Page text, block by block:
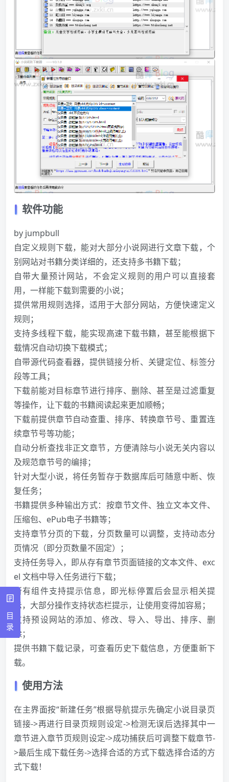
软件功能
by jumpbull
自定义规则下载，能对大部分小说网进行文章下载，个
别网站对书籍分类详细的，还支持多书籍下载；
自带大量预计网站，不会定义规则的用户可以直接套
用，一样能下载到需要的小说；
提供常用规则选择，适用于大部分网站，方便快速定义
规则；
支持多线程下载，能实现高速下载书籍，甚至能根据下
载情况自动切换下载模式；
自带源代码查看器，提供链接分析、关键定位、标签分
段等工具；
下载前能对目标章节进行排序、删除、甚至是过滤重复
等操作，让下载的书籍阅读起来更加顺畅；
下载前提供章节自动查重、排序、转换章节号、重置连
续章节号等功能；
自动分析查找非正文章节，方便清除与小说无关内容以
及规范章节号的编排；
针对大型小说，将任务暂存于数据库后可随意中断、恢
复任务；
书籍提供多种输出方式：按章节文件、独立文本文件、
压缩包、ePub电子书籍等；
支持章节分页的下载，分页数量可以调整，支持动态分
页情况（即分页数量不固定）；
支持任务导入，即从存有章节页面链接的文本文件、exc
el 文档中导入任务进行下载；
所有组件支持提示信息，即光标停置后会显示相关提
示，大部分操作支持状态栏提示，让使用变得加容易；
支持预设网站的添加、修改、导入、导出、排序、删
除；
提供书籍下载记录，可查看历史下载信息，方便重新下
载。
使用方法
在主界面按“新建任务”根据导航提示先确定小说目录页
链接->再进行目录页规则设定->检测无误后选择其中一
章节进入章节页规则设定->成功捕获后可调整下载章节-
>最后生成下载任务->选择合适的方式下载选择合适的方
式下载！
目
录